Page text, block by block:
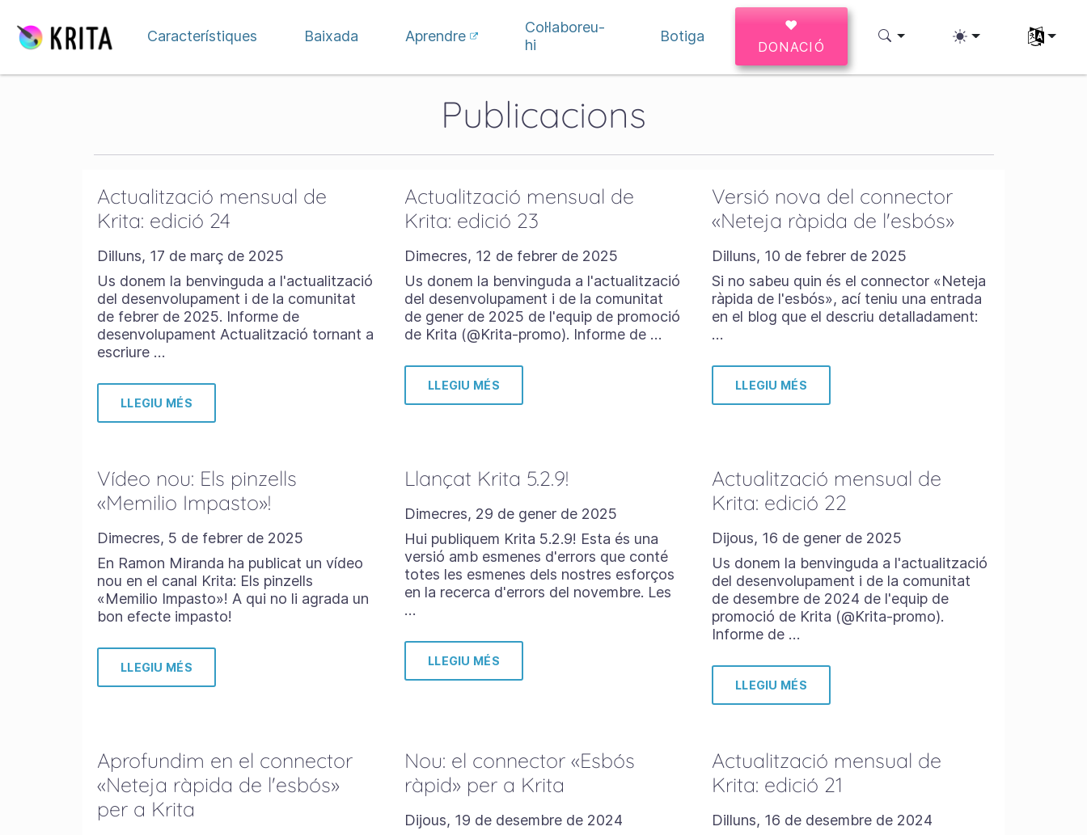
Característiques
Baixada Aprendre
Col·laboreu-
hi
Botiga
♥
DONACIÓ
Trieu
Publicacions
Actualització mensual de
Krita: edició 24
Dilluns, 17 de març de 2025
Us donem la benvinguda a l'actualització
del desenvolupament i de la comunitat
de febrer de 2025. Informe de
desenvolupament Actualització tornant a
escriure …
LLEGIU MÉS
Actualització mensual de
Krita: edició 23
Dimecres, 12 de febrer de 2025
Us donem la benvinguda a l'actualització
del desenvolupament i de la comunitat
de gener de 2025 de l'equip de promoció
de Krita (@Krita-promo). Informe de …
LLEGIU MÉS
Versió nova del connector
«Neteja ràpida de l'esbós»
Dilluns, 10 de febrer de 2025
Si no sabeu quin és el connector «Neteja
ràpida de l'esbós», ací teniu una entrada
en el blog que el descriu detalladament:
…
LLEGIU MÉS
Vídeo nou: Els pinzells
«Memilio Impasto»!
Dimecres, 5 de febrer de 2025
En Ramon Miranda ha publicat un vídeo
nou en el canal Krita: Els pinzells
«Memilio Impasto»! A qui no li agrada un
bon efecte impasto!
LLEGIU MÉS
Llançat Krita 5.2.9!
Dimecres, 29 de gener de 2025
Hui publiquem Krita 5.2.9! Esta és una
versió amb esmenes d'errors que conté
totes les esmenes dels nostres esforços
en la recerca d'errors del novembre. Les
…
LLEGIU MÉS
Actualització mensual de
Krita: edició 22
Dijous, 16 de gener de 2025
Us donem la benvinguda a l'actualització
del desenvolupament i de la comunitat
de desembre de 2024 de l'equip de
promoció de Krita (@Krita-promo).
Informe de …
LLEGIU MÉS
Aprofundim en el connector
«Neteja ràpida de l'esbós»
per a Krita
Nou: el connector «Esbós
ràpid» per a Krita
Dijous, 19 de desembre de 2024
Actualització mensual de
Krita: edició 21
Dilluns, 16 de desembre de 2024